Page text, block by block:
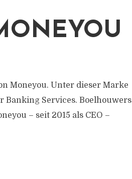
Moneyou. Unter dieser Marke
Banking Services. Boelhouwers
– seit 2015 als CEO –